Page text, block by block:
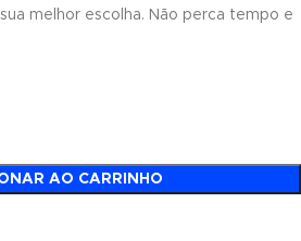
melhor escolha. Não perca tempo e
AO CARRINHO